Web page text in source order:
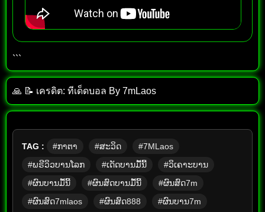
```
🙏 📝 เครดิต: ทีเด็ด​บอล​ By​ 7mLaos
TAG : #ກາຕາ #ສະວິດ
#7MLaos
#ພຣີວິວບານໂລກ
#ເດັດບານມື້ນີ້
#ວິເຄາະບານ
#ຜົນບານມື້ນີ້
#ຜົນສົດບານມື້ນີ້
#ຜົນສົດ7m
#ຜົນສົດ7mlaos
#ຜົນສົດ888
#ຜົນບານ7m